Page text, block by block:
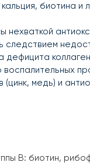
биотина
медь) и
B: биотин,